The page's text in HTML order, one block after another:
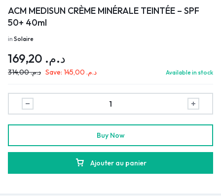
ACM MEDISUN CRÈME MINÉRALE TEINTÉE – SPF
50+ 40ml
in Solaire
د.م.
د.م.314,00 Save: د.م. Available in stock
Ajouter au panier
Buy Now